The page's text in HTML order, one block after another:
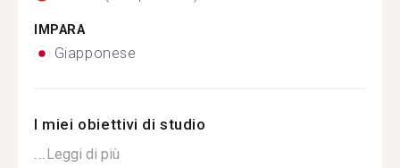
IMPARA
Giapponese
I miei obiettivi di studio
...Leggi di più